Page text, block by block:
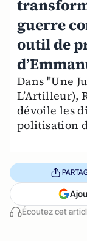
guerre
outil de
Dans "Une
L’Artilleur),
dévoile les
politisation
Écoutez cet